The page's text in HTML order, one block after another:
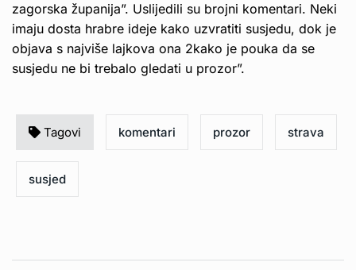
zagorska županija”. Uslijedili su brojni komentari. Neki
imaju dosta hrabre ideje kako uzvratiti susjedu, dok je
objava s najviše lajkova ona 2kako je pouka da se
susjedu ne bi trebalo gledati u prozor”.
Tagovi komentari prozor strava
susjed